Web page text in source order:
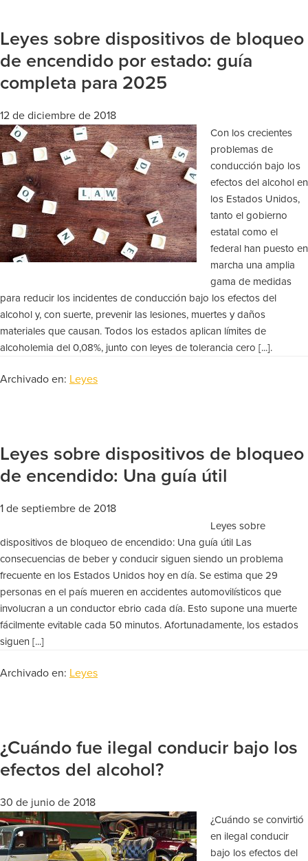
Leyes sobre dispositivos de bloqueo
de encendido por estado: guía
completa para 2025
12 de diciembre de 2018
Con los crecientes
problemas de
conducción bajo los
efectos del alcohol en
los Estados Unidos,
tanto el gobierno
estatal como el
federal han puesto en
marcha una amplia
gama de medidas
para reducir los incidentes de conducción bajo los efectos del
alcohol y, con suerte, prevenir las lesiones, muertes y daños
materiales que causan. Todos los estados aplican límites de
alcoholemia del 0,08%, junto con leyes de tolerancia cero [...].
Archivado en: Leyes
Leyes sobre dispositivos de bloqueo
de encendido: Una guía útil
1 de septiembre de 2018
Leyes sobre
dispositivos de bloqueo de encendido: Una guía útil Las
consecuencias de beber y conducir siguen siendo un problema
frecuente en los Estados Unidos hoy en día. Se estima que 29
personas en el país mueren en accidentes automovilísticos que
involucran a un conductor ebrio cada día. Esto supone una muerte
fácilmente evitable cada 50 minutos. Afortunadamente, los estados
siguen [...]
Archivado en: Leyes
¿Cuándo fue ilegal conducir bajo los
efectos del alcohol?
30 de junio de 2018
¿Cuándo se convirtió
en ilegal conducir
bajo los efectos del